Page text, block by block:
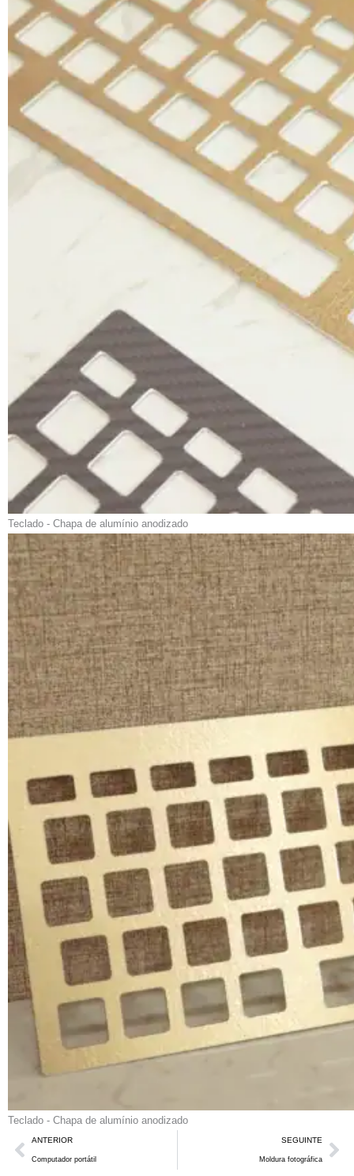
Teclado - Chapa de alumínio anodizado
Teclado - Chapa de alumínio anodizado
Anterior
ANTERIOR
Computador portátil
SEGUINTE
Moldura fotográfica